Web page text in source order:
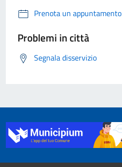
Prenota un appuntamento
Problemi in città
Segnala disservizio